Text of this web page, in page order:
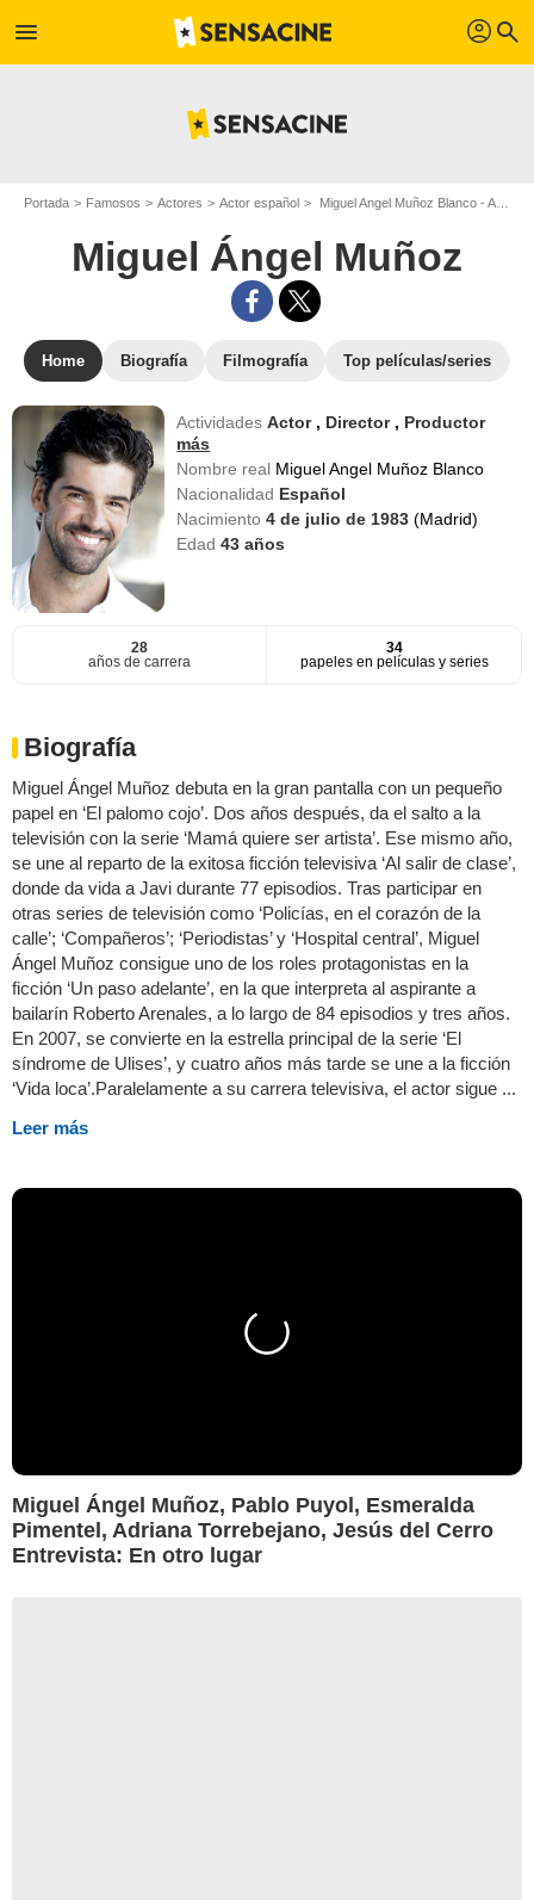
menu profil search
Portada Famosos Actores Actor español Miguel Angel Muñoz Blanco - Apodo : Miguel Ángel Muñoz
Miguel Ángel Muñoz
Home Biografía Filmografía Top películas/series
ActividadesActor , Director , Productor
más
Nombre real Miguel Angel Muñoz Blanco
Nacionalidad Español
Nacimiento4 de julio de 1983(Madrid)
Edad43 años
28
años de carrera
34
papeles en películas y series
Biografía
Miguel Ángel Muñoz debuta en la gran pantalla con un pequeño
papel en ‘El palomo cojo’. Dos años después, da el salto a la
televisión con la serie ‘Mamá quiere ser artista’. Ese mismo año,
se une al reparto de la exitosa ficción televisiva ‘Al salir de clase’,
donde da vida a Javi durante 77 episodios. Tras participar en
otras series de televisión como ‘Policías, en el corazón de la
calle’; ‘Compañeros’; ‘Periodistas’ y ‘Hospital central’, Miguel
Ángel Muñoz consigue uno de los roles protagonistas en la
ficción ‘Un paso adelante’, en la que interpreta al aspirante a
bailarín Roberto Arenales, a lo largo de 84 episodios y tres años.
En 2007, se convierte en la estrella principal de la serie ‘El
síndrome de Ulises’, y cuatro años más tarde se une a la ficción
‘Vida loca’.Paralelamente a su carrera televisiva, el actor sigue ...
Leer más
Miguel Ángel Muñoz, Pablo Puyol, Esmeralda
Pimentel, Adriana Torrebejano, Jesús del Cerro
Entrevista: En otro lugar